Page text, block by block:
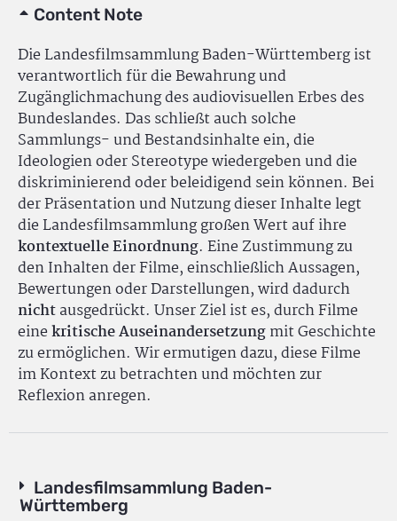
Content Note
Die Landesfilmsammlung Baden-Württemberg ist
verantwortlich für die Bewahrung und
Zugänglichmachung des audiovisuellen Erbes des
Bundeslandes. Das schließt auch solche
Sammlungs- und Bestandsinhalte ein, die
Ideologien oder Stereotype wiedergeben und die
diskriminierend oder beleidigend sein können. Bei
der Präsentation und Nutzung dieser Inhalte legt
die Landesfilmsammlung großen Wert auf ihre
kontextuelle Einordnung. Eine Zustimmung zu
den Inhalten der Filme, einschließlich Aussagen,
Bewertungen oder Darstellungen, wird dadurch
nichtausgedrückt. Unser Ziel ist es, durch Filme
einekritische Auseinandersetzungmit Geschichte
zu ermöglichen. Wir ermutigen dazu, diese Filme
im Kontext zu betrachten und möchten zur
Reflexion anregen.
Landesfilmsammlung Baden-
Württemberg